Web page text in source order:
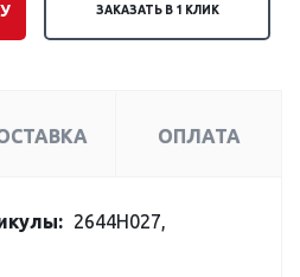
ЗАКАЗАТЬ В 1 КЛИК
ОПЛАТА
2644H027,